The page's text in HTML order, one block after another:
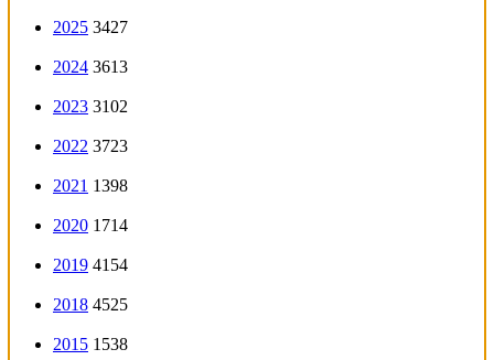
2025 3427
2024 3613
2023 3102
2022 3723
2021 1398
2020 1714
2019 4154
2018 4525
2015 1538